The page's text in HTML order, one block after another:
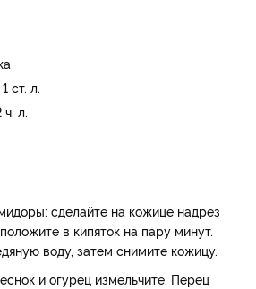
ст. л.
л.
сделайте на кожице надрез
в кипяток на пару минут.
воду, затем снимите кожицу.
и огурец измельчите. Перец